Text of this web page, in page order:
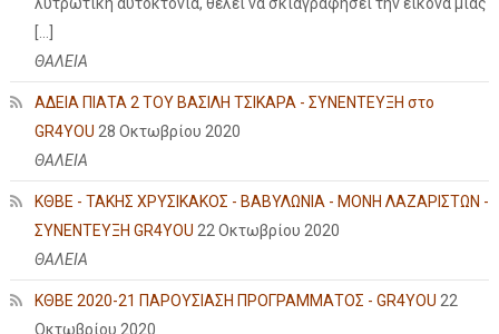
ΘΑΛΕΙΑ
ΑΔΕΙΑ ΠΙΑΤΑ 2 ΤΟΥ ΒΑΣΙΛΗ ΤΣΙΚΑΡΑ - ΣΥΝΕΝΤΕΥΞΗ στο
GR4YOU 28 Οκτωβρίου 2020
ΘΑΛΕΙΑ
ΚΘΒΕ - ΤΑΚΗΣ ΧΡΥΣΙΚΑΚΟΣ - ΒΑΒΥΛΩΝΙΑ - ΜΟΝΗ ΛΑΖΑΡΙΣΤΩΝ -
ΣΥΝΕΝΤΕΥΞΗ GR4YOU 22 Οκτωβρίου 2020
ΘΑΛΕΙΑ
ΚΘΒΕ 2020-21 ΠΑΡΟΥΣΙΑΣΗ ΠΡΟΓΡΑΜΜΑΤΟΣ - GR4YOU 22
Οκτωβρίου 2020